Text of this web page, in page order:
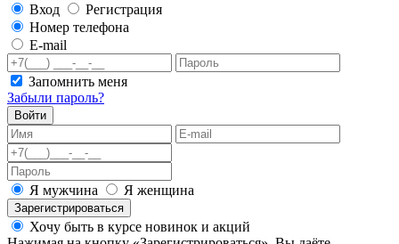
Вход
Регистрация
Номер телефона
E-mail
Запомнить меня
Забыли пароль?
Войти
Я мужчина Я женщина
Зарегистрироваться
Хочу быть в курсе новинок и акций